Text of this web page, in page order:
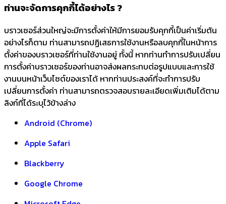
ท่านจะจัดการคุกกี้ได้อย่างไร ?
บราวเซอร์ส่วนใหญ่จะมีการตั้งค่าให้มีการยอมรับคุกกี้เป็นค่าเริ่มต้น
อย่างไรก็ตาม ท่านสามารถปฏิเสธการใช้งานหรือลบคุกกี้ในหน้าการ
ตั้งค่าของบราวเซอร์ที่ท่านใช้งานอยู่ ทั้งนี้ หากท่านทำการปรับเปลี่ยน
การตั้งค่าบราวเซอร์ของท่านอาจส่งผลกระทบต่อรูปแบบและการใช้
งานบนหน้าเว็บไซต์ของเราได้ หากท่านประสงค์ที่จะทำการปรับ
เปลี่ยนการตั้งค่า ท่านสามารถตรวจสอบรายละเอียดเพิ่มเติมได้ตาม
ลิงก์ที่ได้ระบุไว้ข้างล่าง
Android (Chrome)
Apple Safari
Blackberry
Google Chrome